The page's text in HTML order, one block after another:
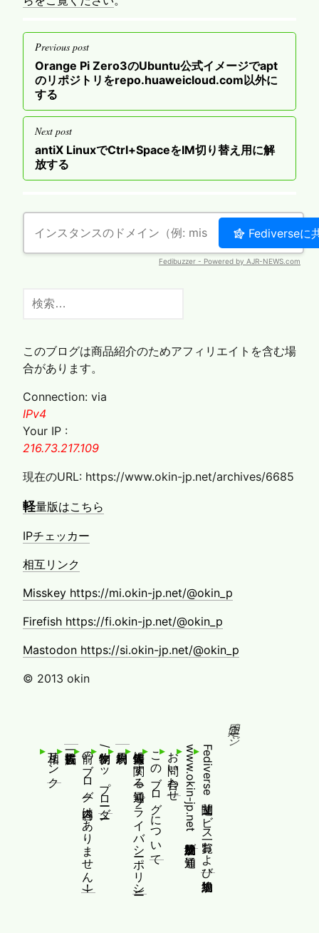
投
稿
ナ
ビ
ゲ
ー
シ
ョ
Previous post
Previous
post
Orange Pi Zero3のUbuntu公式イメージでapt
のリポジトリをrepo.huaweicloud.com以外に
する
Next post
Next
post
antiX LinuxでCtrl+SpaceをIM切り替え用に解
放する
索:
このブログは商品紹介のためアフィリエイトを含む場
合があります。
Connection: via
IPv4
Your IP :
216.73.217.109
現在のURL: https://www.okin-jp.net/archives/6685
軽量版はこちら
IPチェッカー
相互リンク
Misskey https://mi.okin-jp.net/@okin_p
Firefish https://fi.okin-jp.net/@okin_p
Mastodon https://si.okin-jp.net/@okin_p
© 2013 okin
固定ページ
Fediverse関連サービス一覧および追加規約
www.okin-jp.net 追加規約及び通知
お問い合わせ
このブログについて
個人情報等に関する通知(プライバシーポリシー)
制作物/アップローダー
前のブログ(内容はありません！)
相互リンク